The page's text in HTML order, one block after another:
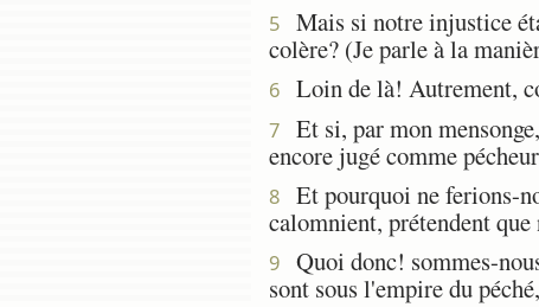
5
Mais si notre injustice
colère? (Je parle à la
6 Loin de là! Autrement,
7
Et si, par mon
encore jugé comme
8
Et pourquoi ne ferions-
calomnient, prétendent que
9
Quoi donc! sommes-
sont sous l'empire du péché,